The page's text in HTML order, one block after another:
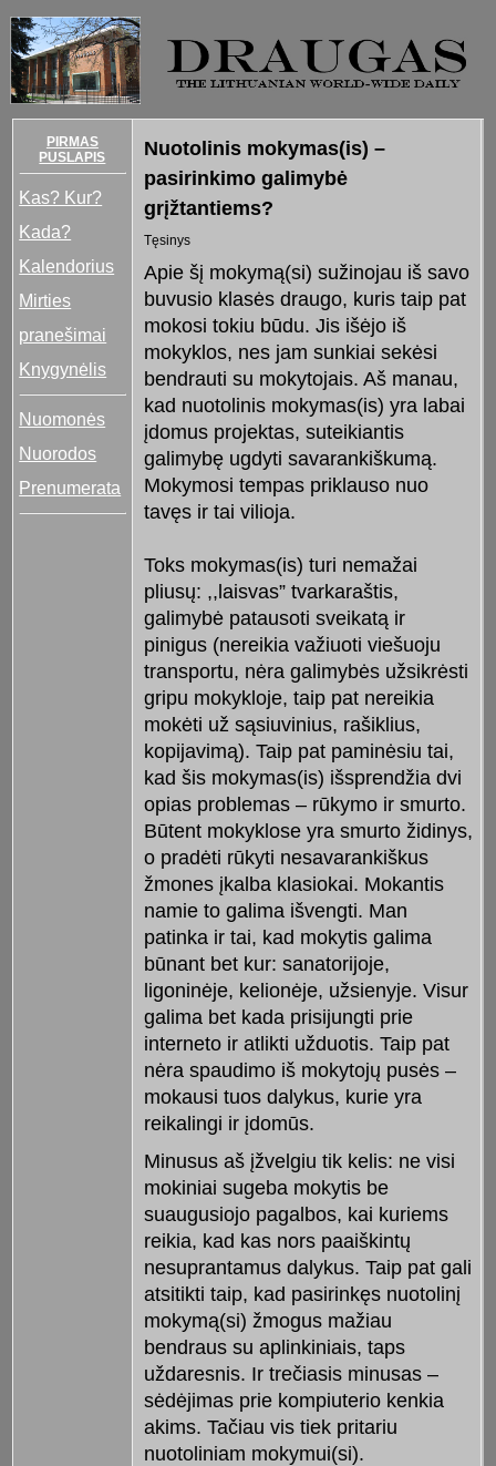
PIRMAS
PUSLAPIS
Kas? Kur?
Kada?
Kalendorius
Mirties
pranešimai
Knygynėlis
Nuomonės
Nuorodos
Prenumerata
Nuotolinis mokymas(is) –
pasirinkimo galimybė
grįžtantiems?
Tęsinys
Apie šį mokymą(si) sužinojau iš savo
buvusio klasės draugo, kuris taip pat
mokosi tokiu būdu. Jis išėjo iš
mokyklos, nes jam sunkiai sekėsi
bendrauti su mokytojais. Aš manau,
kad nuotolinis mokymas(is) yra labai
įdomus projektas, suteikiantis
galimybę ugdyti savarankiškumą.
Mokymosi tempas priklauso nuo
tavęs ir tai vilioja.
Toks mokymas(is) turi nemažai
pliusų: ,,laisvas” tvarkaraštis,
galimybė patausoti sveikatą ir
pinigus (nereikia važiuoti viešuoju
transportu, nėra galimybės užsikrėsti
gripu mokykloje, taip pat nereikia
mokėti už sąsiuvinius, rašiklius,
kopijavimą). Taip pat paminėsiu tai,
kad šis mokymas(is) išsprendžia dvi
opias problemas – rūkymo ir smurto.
Būtent mokyklose yra smurto židinys,
o pradėti rūkyti nesavarankiškus
žmones įkalba klasiokai. Mokantis
namie to galima išvengti. Man
patinka ir tai, kad mokytis galima
būnant bet kur: sanatorijoje,
ligoninėje, kelionėje, užsienyje. Visur
galima bet kada prisijungti prie
interneto ir atlikti užduotis. Taip pat
nėra spaudimo iš mokytojų pusės –
mokausi tuos dalykus, kurie yra
reikalingi ir įdomūs.
Minusus aš įžvelgiu tik kelis: ne visi
mokiniai sugeba mokytis be
suaugusiojo pagalbos, kai kuriems
reikia, kad kas nors paaiškintų
nesuprantamus dalykus. Taip pat gali
atsitikti taip, kad pasirinkęs nuotolinį
mokymą(si) žmogus mažiau
bendraus su aplinkiniais, taps
uždaresnis. Ir trečiasis minusas –
sėdėjimas prie kompiuterio kenkia
akims. Tačiau vis tiek pritariu
nuotoliniam mokymui(si).